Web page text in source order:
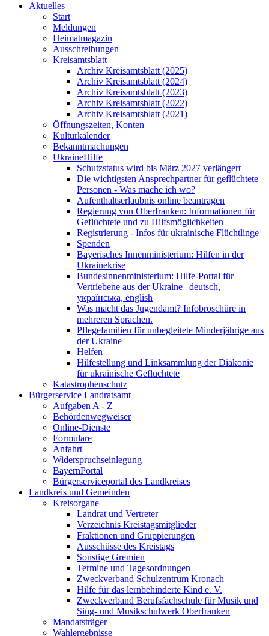
Aktuelles
Start
Meldungen
Heimatmagazin
Ausschreibungen
Kreisamtsblatt
Archiv Kreisamtsblatt (2025)
Archiv Kreisamtsblatt (2024)
Archiv Kreisamtsblatt (2023)
Archiv Kreisamtsblatt (2022)
Archiv Kreisamtsblatt (2021)
Öffnungszeiten, Konten
Kulturkalender
Bekanntmachungen
UkraineHilfe
Schutzstatus wird bis März 2027 verlängert
Die wichtigsten Ansprechpartner für geflüchtete
Personen - Was mache ich wo?
Aufenthaltserlaubnis online beantragen
Regierung von Oberfranken: Informationen für
Geflüchtete und zu Hilfsmöglichkeiten
Registrierung - Infos für ukrainische Flüchtlinge
Spenden
Bayerisches Innenministerium: Hilfen in der
Ukrainekrise
Bundesinnenministerium: Hilfe-Portal für
Vertriebene aus der Ukraine | deutsch,
українська, english
Was macht das Jugendamt? Infobroschüre in
mehreren Sprachen.
Pflegefamilien für unbegleitete Minderjährige aus
der Ukraine
Helfen
Hilfestellung und Linksammlung der Diakonie
für ukrainische Geflüchtete
Katastrophenschutz
Bürgerservice Landratsamt
Aufgaben A - Z
Behördenwegweiser
Online-Dienste
Formulare
Anfahrt
Widerspruchseinlegung
BayernPortal
Bürgerserviceportal des Landkreises
Landkreis und Gemeinden
Kreisorgane
Landrat und Vertreter
Verzeichnis Kreistagsmitglieder
Fraktionen und Gruppierungen
Ausschüsse des Kreistags
Sonstige Gremien
Termine und Tagesordnungen
Zweckverband Schulzentrum Kronach
Hilfe für das lernbehinderte Kind e. V.
Zweckverband Berufsfachschule für Musik und
Sing- und Musikschulwerk Oberfranken
Mandatsträger
Wahlergebnisse